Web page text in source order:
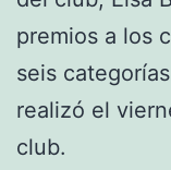
premios a los
seis
realizó el
club.